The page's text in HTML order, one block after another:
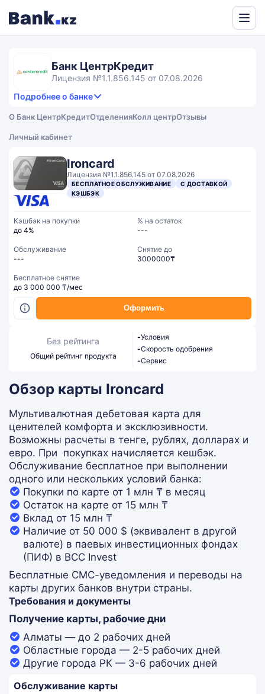
Банк ЦентрКредит
Лицензия №1.1.856.145 от 07.08.2026
Подробнее о банке
3.3
3,3
rating
Продукты и услуги
Сервис
О Банк ЦентрКредитОтделенияКолл центрОтзывы
Личный кабинет
Ironcard
Лицензия №1.1.856.145 от 07.08.2026
БЕСПЛАТНОЕ ОБСЛУЖИВАНИЕ
С ДОСТАВКОЙ
КЭШБЭК
Оформить
Кэшбэк на покупки
до 4%
% на остаток
---
Обслуживание
---
Cнятие до
3000000₸
Бесплатное снятие
до 3 000 000 ₸/мес
Без рейтинга
Общий рейтинг продукта
-Условия
-Скорость одобрения
-Сервис
Обзор карты Ironcard
Мультивалютная дебетовая карта для
ценителей комфорта и эксклюзивности.
Возможны расчеты в тенге, рублях, долларах и
евро. При покупках начисляется кешбэк.
Обслуживание бесплатное при выполнении
одного или нескольких условий банка:
Покупки по карте от 1 млн ₸ в месяц
Остаток на карте от 15 млн ₸
Вклад от 15 млн ₸
Наличие от 50 000 $ (эквивалент в другой
валюте) в паевых инвестиционных фондах
(ПИФ) в BCC Invest
Бесплатные СМС-уведомления и переводы на
карты других банков внутри страны.
Требования и документы
Получение карты, рабочие дни
Алматы — до 2 рабочих дней
Областные города — 2-5 рабочих дней
Другие города РК — 3-6 рабочих дней
Обслуживание карты